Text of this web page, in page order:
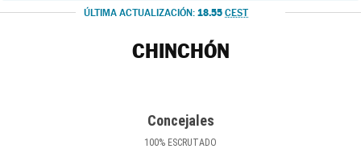
ÚLTIMA ACTUALIZACIÓN: 18.55 CEST
CHINCHÓN
Concejales
100% ESCRUTADO